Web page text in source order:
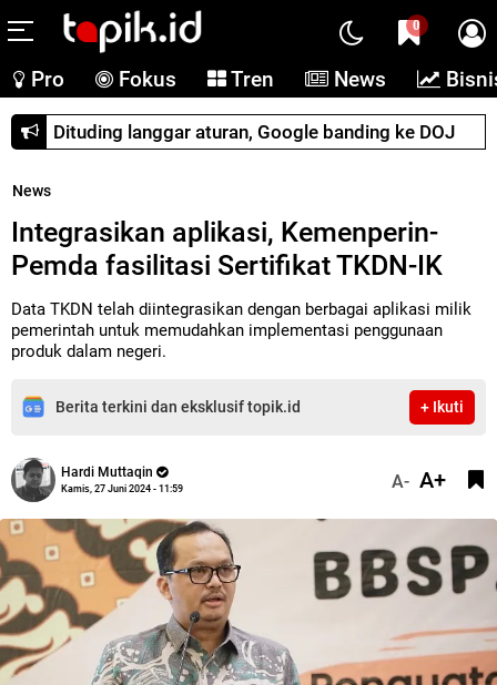
0
Pro Fokus Tren News
Dituding langgar aturan, Google banding ke DOJ
News
Integrasikan aplikasi, Kemenperin-
Pemda fasilitasi Sertifikat TKDN-IK
Data TKDN telah diintegrasikan dengan berbagai aplikasi milik
pemerintah untuk memudahkan implementasi penggunaan
produk dalam negeri.
Berita terkini dan eksklusif topik.id + Ikuti
Hardi Muttaqin
Kamis, 27 Juni 2024 - 11:59 A- A+